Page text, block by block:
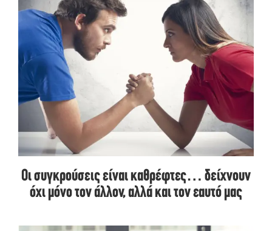
Οι συγκρούσεις είναι καθρέφτες… δείχνουν
όχι μόνο τον άλλον, αλλά και τον εαυτό μας